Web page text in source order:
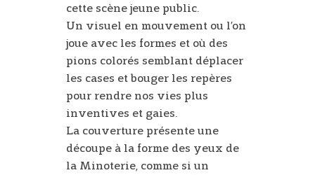
cette scène jeune public.
Un visuel en mouvement ou l’on
joue avec les formes et où des
pions colorés semblant déplacer
les cases et bouger les repères
pour rendre nos vies plus
inventives et gaies.
La couverture présente une
découpe à la forme des yeux de
la Minoterie, comme si un